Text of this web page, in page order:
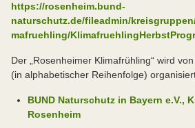
https://rosenheim.bund-
naturschutz.de/fileadmin/
mafruehling/
Der „Rosenheimer Klimafrühling“ wird
(in alphabetischer Reihenfolge)
BUND Naturschutz in Bayern e.V.,
Rosenheim